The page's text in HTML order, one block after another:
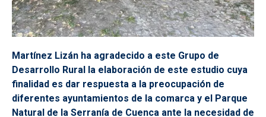
Martínez Lizán ha agradecido a este Grupo de
Desarrollo Rural la elaboración de este estudio cuya
finalidad es dar respuesta a la preocupación de
diferentes ayuntamientos de la comarca y el Parque
Natural de la Serranía de Cuenca ante la necesidad de